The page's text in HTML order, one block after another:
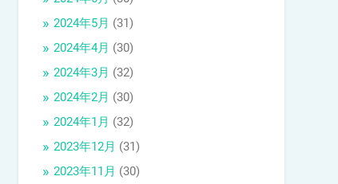
2024年5月 (31)
2024年4月 (30)
2024年3月 (32)
2024年2月 (30)
2024年1月 (32)
2023年12月 (31)
2023年11月 (30)